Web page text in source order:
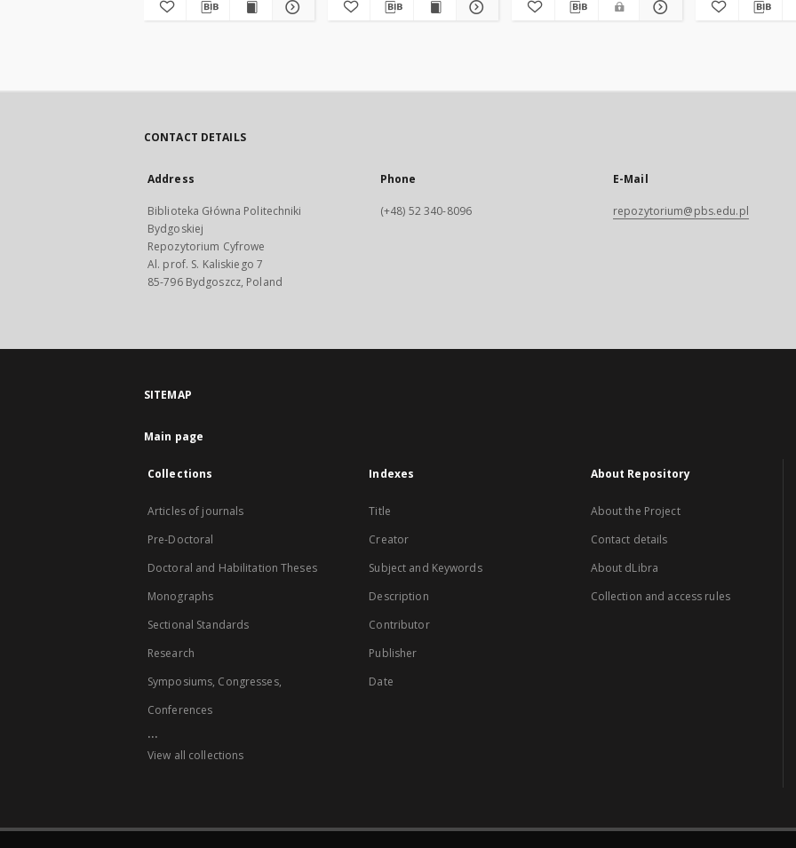
imagines na te
komponenty
CONTACT DETAILS
Address
Biblioteka Główna Politechniki
Bydgoskiej
Repozytorium Cyfrowe
Al. prof. S. Kaliskiego 7
85-796 Bydgoszcz, Poland
Phone
(+48) 52 340-8096
E-Mail
repozytorium@pbs.edu.pl
SITEMAP
Main page
Collections
Articles of journals
Pre-Doctoral
Doctoral and Habilitation Theses
Monographs
Sectional Standards
Research
Symposiums, Congresses,
Conferences
...
View all collections
Indexes
Title
Creator
Subject and Keywords
Description
Contributor
Publisher
Date
About Repository
About the Project
Contact details
About dLibra
Collection and access rules